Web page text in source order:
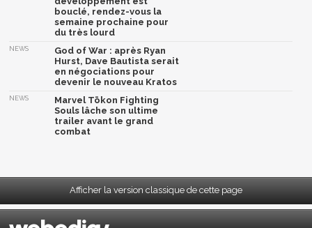
bouclé, rendez-vous la
semaine prochaine pour
du très lourd
NEWS
God of War : après Ryan
Hurst, Dave Bautista serait
en négociations pour
devenir le nouveau Kratos
NEWS
Marvel Tōkon Fighting
Souls lâche son ultime
trailer avant le grand
combat
Afficher la version classique de cette page